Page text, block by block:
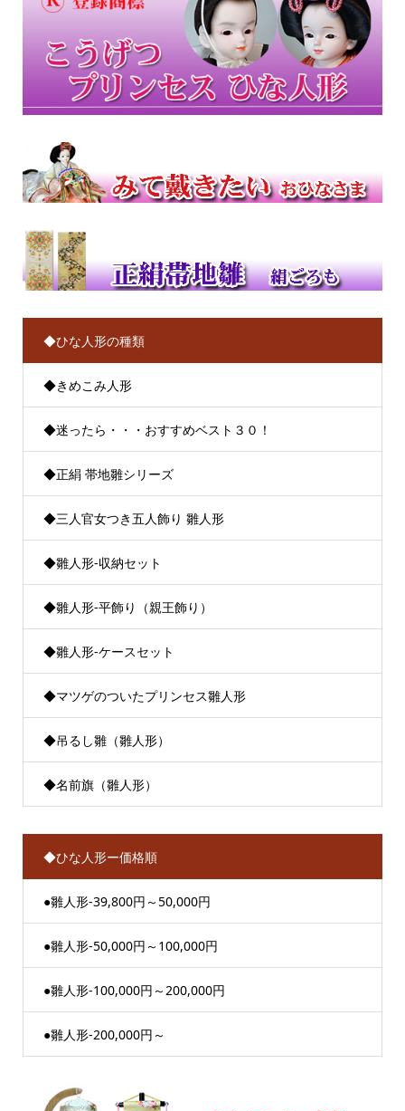
◆ひな人形の種類
◆きめこみ人形
◆迷ったら・・・おすすめベスト３０！
◆正絹 帯地雛シリーズ
◆三人官女つき五人飾り 雛人形
◆雛人形-収納セット
◆雛人形-平飾り（親王飾り）
◆雛人形-ケースセット
◆マツゲのついたプリンセス雛人形
◆吊るし雛（雛人形）
◆名前旗（雛人形）
◆ひな人形ー価格順
●雛人形-39,800円～50,000円
●雛人形-50,000円～100,000円
●雛人形-100,000円～200,000円
●雛人形-200,000円～